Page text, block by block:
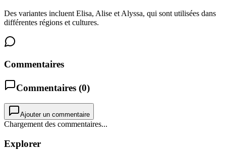
Des variantes incluent Elisa, Alise et Alyssa, qui sont utilisées dans
différentes régions et cultures.
Commentaires
Commentaires (0)
Ajouter un commentaire
Chargement des commentaires...
Explorer